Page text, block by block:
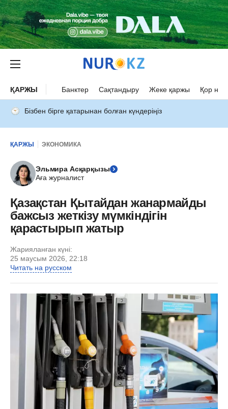
ҚАРЖЫ Банктер Сақтандыру Жеке қаржы Қор
Бізбен бірге қатарынан болған күндеріңіз
ҚАРЖЫ ЭКОНОМИКА
Эльмира Асқарқызы
Аға журналист
Қазақстан Қытайдан жанармайды
бажсыз жеткізу мүмкіндігін
қарастырып жатыр
Жарияланған күні:
25 маусым 2026, 22:18
Читать на русском